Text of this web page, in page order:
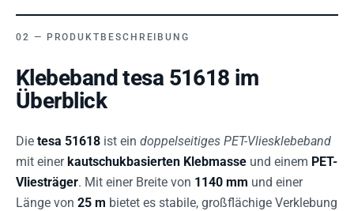
PRODUKTBESCHREIBUNG
Klebeband tesa 51618 im
Überblick
Die tesa 51618 ist ein doppelseitiges PET-Vliesklebeband
mit einerkautschukbasierten Klebmasse und einem PET-
Vliesträger. Mit einer Breite von 1140 mm und einer
Länge von 25 m bietet es stabile, großflächige Verklebung